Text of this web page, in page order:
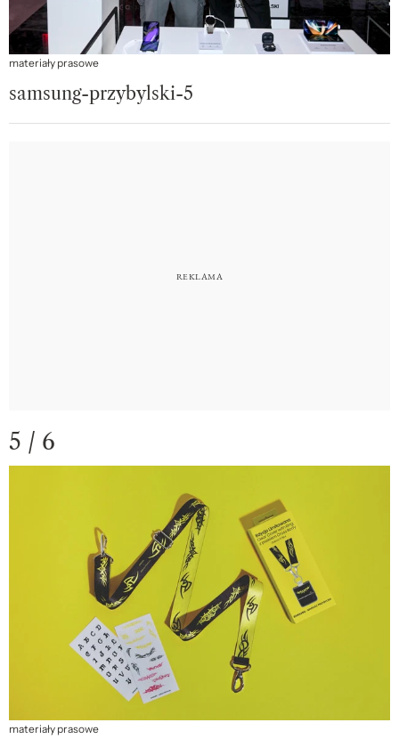
materiały prasowe
samsung-przybylski-5
5 / 6
materiały prasowe